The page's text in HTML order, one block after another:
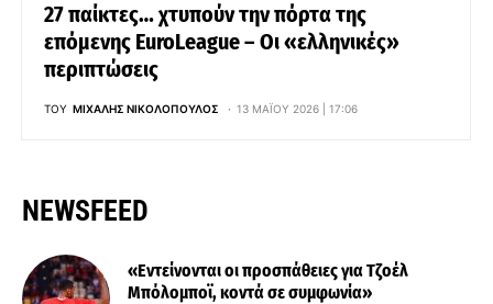
27 παίκτες… χτυπούν την πόρτα της
επόμενης EuroLeague – Οι «ελληνικές»
περιπτώσεις
ΤΟΥ ΜΙΧΆΛΗΣ ΝΙΚΟΛΌΠΟΥΛΟΣ 13 ΜΑΪ́ΟΥ 2026 | 17:06
NEWSFEED
«Εντείνονται οι προσπάθειες για Τζοέλ
Μπόλομποϊ, κοντά σε συμφωνία»